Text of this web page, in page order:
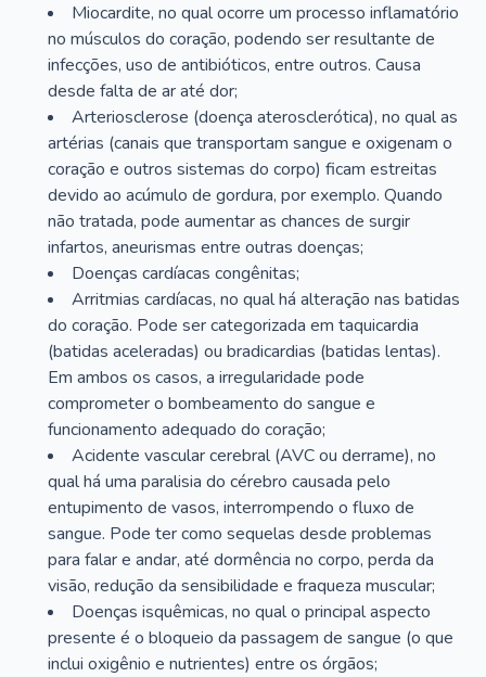
Miocardite, no qual ocorre um processo inflamatório
no músculos do coração, podendo ser resultante de
infecções, uso de antibióticos, entre outros. Causa
desde falta de ar até dor;
Arteriosclerose (doença aterosclerótica), no qual as
artérias (canais que transportam sangue e oxigenam o
coração e outros sistemas do corpo) ficam estreitas
devido ao acúmulo de gordura, por exemplo. Quando
não tratada, pode aumentar as chances de surgir
infartos, aneurismas entre outras doenças;
Doenças cardíacas congênitas;
Arritmias cardíacas, no qual há alteração nas batidas
do coração. Pode ser categorizada em taquicardia
(batidas aceleradas) ou bradicardias (batidas lentas).
Em ambos os casos, a irregularidade pode
comprometer o bombeamento do sangue e
funcionamento adequado do coração;
Acidente vascular cerebral (AVC ou derrame), no
qual há uma paralisia do cérebro causada pelo
entupimento de vasos, interrompendo o fluxo de
sangue. Pode ter como sequelas desde problemas
para falar e andar, até dormência no corpo, perda da
visão, redução da sensibilidade e fraqueza muscular;
Doenças isquêmicas, no qual o principal aspecto
presente é o bloqueio da passagem de sangue (o que
inclui oxigênio e nutrientes) entre os órgãos;